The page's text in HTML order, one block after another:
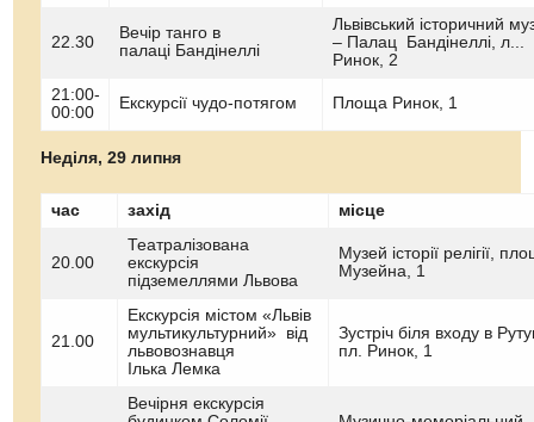
22.30
Вечір танго в
палаці Бандінеллі
Львівський історичний
– Палац Бандінеллі, л...
Ринок, 2
21:00-
00:00
Екскурсії чудо-потягом Площа Ринок, 1
Неділя, 29 липня
час захід місце
20.00
Театралізована
екскурсія
підземеллями Львова
Музей історії релігії,
Музейна, 1
21.00
Екскурсія містом «Львів
мультикультурний» від
львовознавця
Ілька Лемка
Зустріч біля входу в
пл. Ринок, 1
Вечірня екскурсія